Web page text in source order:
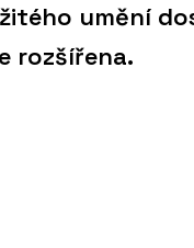
umění
rozšířena.